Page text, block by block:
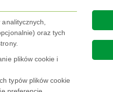
Europe, Architectural Glass, NSG
i zrównoważony rozwój nie są
wzmacniać. NSG Group już dziś
poprawie jakości życia przy
oraz tych
plików cookie i
typów plików cookie